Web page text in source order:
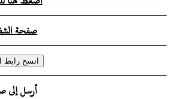
صفحة
أرسل إلى